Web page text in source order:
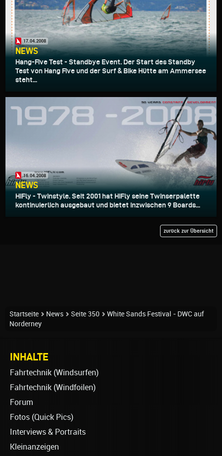
17.04.2008
NEWS
Hang-Five Test - Standbye Event. Der Start des Standby
Test von Hang Five und der Surf & Bike Hütte am Ammersee
steht...
16.04.2008
NEWS
HiFly - Twinstyle. Seit 2001 hat HiFly seine Twinserpalette
kontinuierlich ausgebaut und bietet inzwischen 9 Boards...
zurück zur Übersicht
Startseite News Seite 350
White Sands Festival - DWC auf
Norderney
INHALTE
Fahrtechnik (Windsurfen)
Fahrtechnik (Windfoilen)
Forum
Fotos (Quick Pics)
Interviews & Portraits
Kleinanzeigen